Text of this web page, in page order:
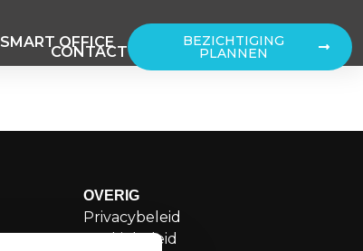
SMART OFFICE
CONTACT
BEZICHTIGING
PLANNEN
OVERIG
Privacybeleid
Cookiebeleid